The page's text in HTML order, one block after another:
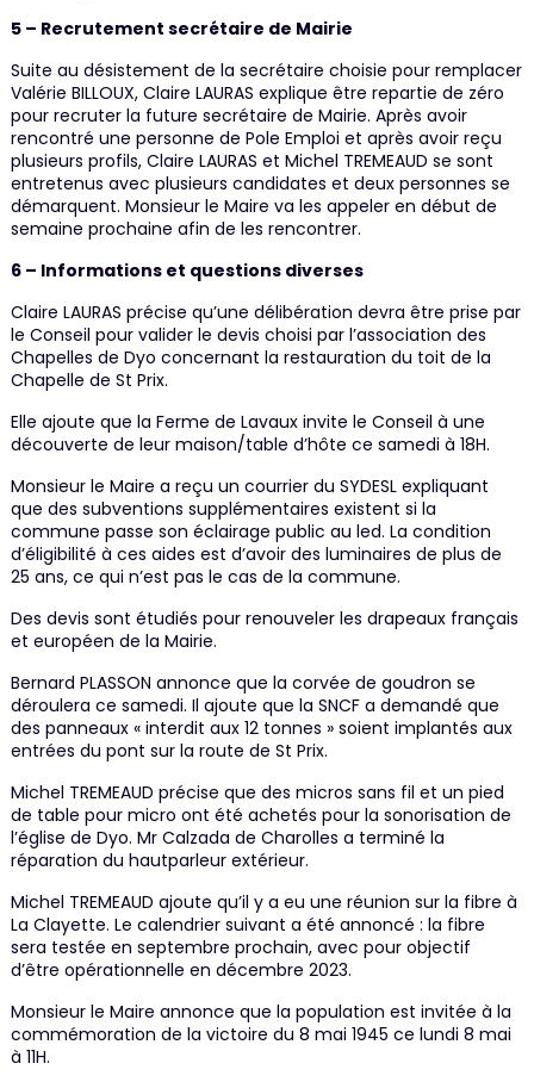
5 – Recrutement secrétaire de Mairie
Suite au désistement de la secrétaire choisie pour remplacer
Valérie BILLOUX, Claire LAURAS explique être repartie de zéro
pour recruter la future secrétaire de Mairie. Après avoir
rencontré une personne de Pole Emploi et après avoir reçu
plusieurs profils, Claire LAURAS et Michel TREMEAUD se sont
entretenus avec plusieurs candidates et deux personnes se
démarquent. Monsieur le Maire va les appeler en début de
semaine prochaine afin de les rencontrer.
6 – Informations et questions diverses
Claire LAURAS précise qu’une délibération devra être prise par
le Conseil pour valider le devis choisi par l’association des
Chapelles de Dyo concernant la restauration du toit de la
Chapelle de St Prix.
Elle ajoute que la Ferme de Lavaux invite le Conseil à une
découverte de leur maison/table d’hôte ce samedi à 18H.
Monsieur le Maire a reçu un courrier du SYDESL expliquant
que des subventions supplémentaires existent si la
commune passe son éclairage public au led. La condition
d’éligibilité à ces aides est d’avoir des luminaires de plus de
25 ans, ce qui n’est pas le cas de la commune.
Des devis sont étudiés pour renouveler les drapeaux français
et européen de la Mairie.
Bernard PLASSON annonce que la corvée de goudron se
déroulera ce samedi. Il ajoute que la SNCF a demandé que
des panneaux « interdit aux 12 tonnes » soient implantés aux
entrées du pont sur la route de St Prix.
Michel TREMEAUD précise que des micros sans fil et un pied
de table pour micro ont été achetés pour la sonorisation de
l’église de Dyo. Mr Calzada de Charolles a terminé la
réparation du hautparleur extérieur.
Michel TREMEAUD ajoute qu’il y a eu une réunion sur la fibre à
La Clayette. Le calendrier suivant a été annoncé : la fibre
sera testée en septembre prochain, avec pour objectif
d’être opérationnelle en décembre 2023.
Monsieur le Maire annonce que la population est invitée à la
commémoration de la victoire du 8 mai 1945 ce lundi 8 mai
à 11H.